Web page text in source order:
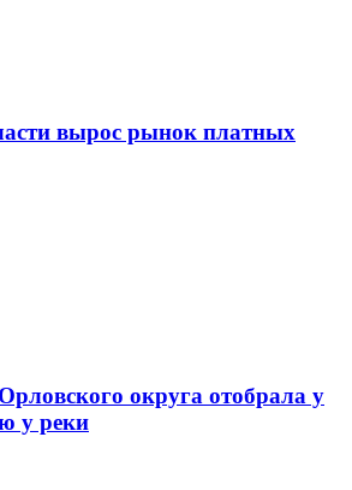
вырос рынок платных
округа отобрала у
у реки